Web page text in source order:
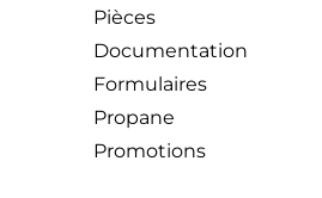
Pièces
Documentation
Formulaires
Propane
Promotions